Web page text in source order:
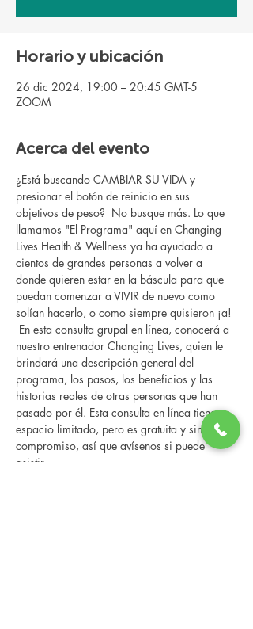
Horario y ubicación
26 dic 2024, 19:00 – 20:45 GMT-5
ZOOM
Acerca del evento
¿Está buscando CAMBIAR SU VIDA y
presionar el botón de reinicio en sus
objetivos de peso?  No busque más. Lo que
llamamos "El Programa" aquí en Changing
Lives Health & Wellness ya ha ayudado a
cientos de grandes personas a volver a
donde quieren estar en la báscula para que
puedan comenzar a VIVIR de nuevo como
solían hacerlo, o como siempre quisieron ¡a!
En esta consulta grupal en línea, conocerá a
nuestro entrenador Changing Lives, quien le
brindará una descripción general del
programa, los pasos, los beneficios y las
historias reales de otras personas que han
pasado por él. Esta consulta en línea tiene un
espacio limitado, pero es gratuita y sin
compromiso, así que avísenos si puede
asistir.